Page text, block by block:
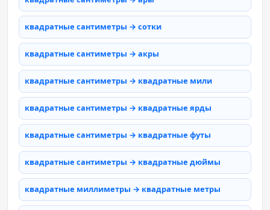
квадратные сантиметры → сотки
квадратные сантиметры → акры
квадратные сантиметры → квадратные мили
квадратные сантиметры → квадратные ярды
квадратные сантиметры → квадратные футы
квадратные сантиметры → квадратные дюймы
квадратные миллиметры → квадратные метры